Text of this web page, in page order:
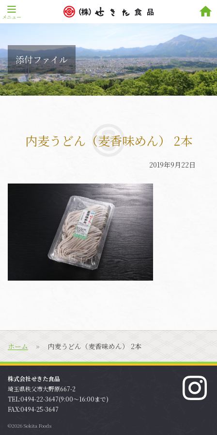
home
添付ファイル
内麦うどん（麦香味めん） 2本
2019年9月22日
ホーム 内麦うどん（麦香味めん） 2本
株式会社せきた食品
埼玉県秩父市大野原667-2
TEL:0494-22-3647(9:00〜16:00まで)
FAX:0494-25-3647
©2026 Sekita Foods